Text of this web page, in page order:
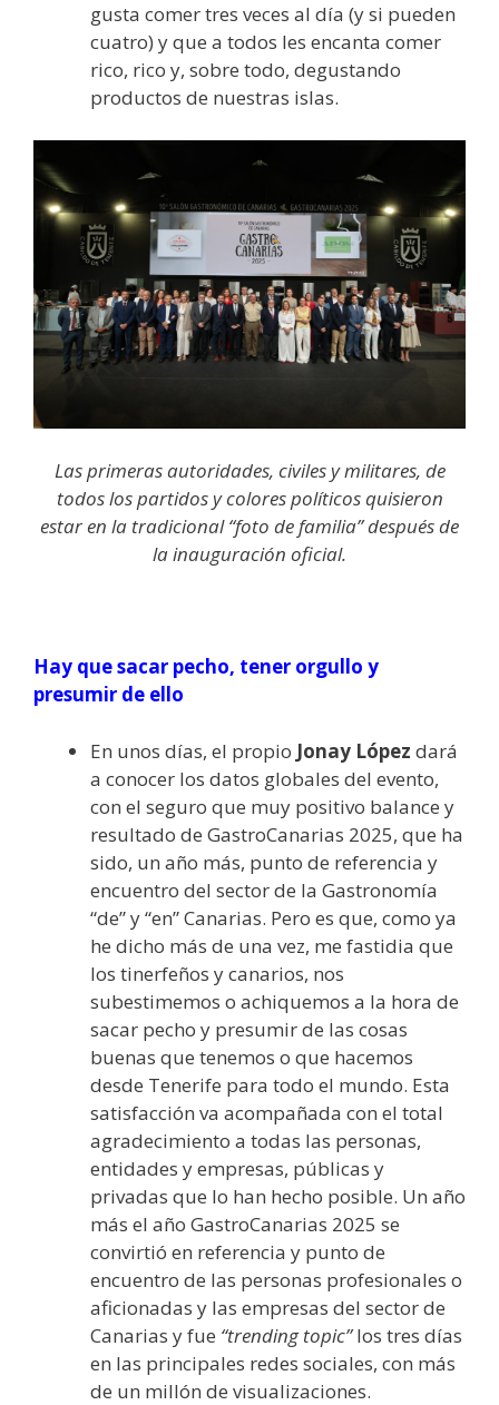
gusta comer tres veces al día (y si pueden
cuatro) y que a todos les encanta comer
rico, rico y, sobre todo, degustando
productos de nuestras islas.
Las primeras autoridades, civiles y militares, de
todos los partidos y colores políticos quisieron
estar en la tradicional “foto de familia” después de
la inauguración oficial.
Hay que sacar pecho, tener orgullo y
presumir de ello
En unos días, el propio Jonay López dará
a conocer los datos globales del evento,
con el seguro que muy positivo balance y
resultado de GastroCanarias 2025, que ha
sido, un año más, punto de referencia y
encuentro del sector de la Gastronomía
“de” y “en” Canarias. Pero es que, como ya
he dicho más de una vez, me fastidia que
los tinerfeños y canarios, nos
subestimemos o achiquemos a la hora de
sacar pecho y presumir de las cosas
buenas que tenemos o que hacemos
desde Tenerife para todo el mundo. Esta
satisfacción va acompañada con el total
agradecimiento a todas las personas,
entidades y empresas, públicas y
privadas que lo han hecho posible. Un año
más el año GastroCanarias 2025 se
convirtió en referencia y punto de
encuentro de las personas profesionales o
aficionadas y las empresas del sector de
Canarias y fue “trending topic”los tres días
en las principales redes sociales, con más
de un millón de visualizaciones.